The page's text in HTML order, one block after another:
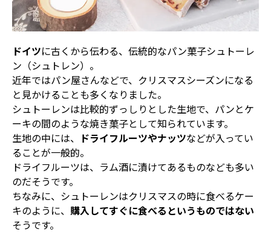
ドイツに古くから伝わる、伝統的なパン菓子シュトーレ
ン（シュトレン）。
近年ではパン屋さんなどで、クリスマスシーズンになる
と見かけることも多くなりました。
シュトーレンは比較的ずっしりとした生地で、パンとケ
ーキの間のような焼き菓子として知られています。
生地の中には、
ドライフルーツやナッツなどが入ってい
ることが一般的。
ドライフルーツは、ラム酒に漬けてあるものなども多い
のだそうです。
ちなみに、シュトーレンはクリスマスの時に食べるケー
キのように、 購入してすぐに食べるというものではない
そうです。